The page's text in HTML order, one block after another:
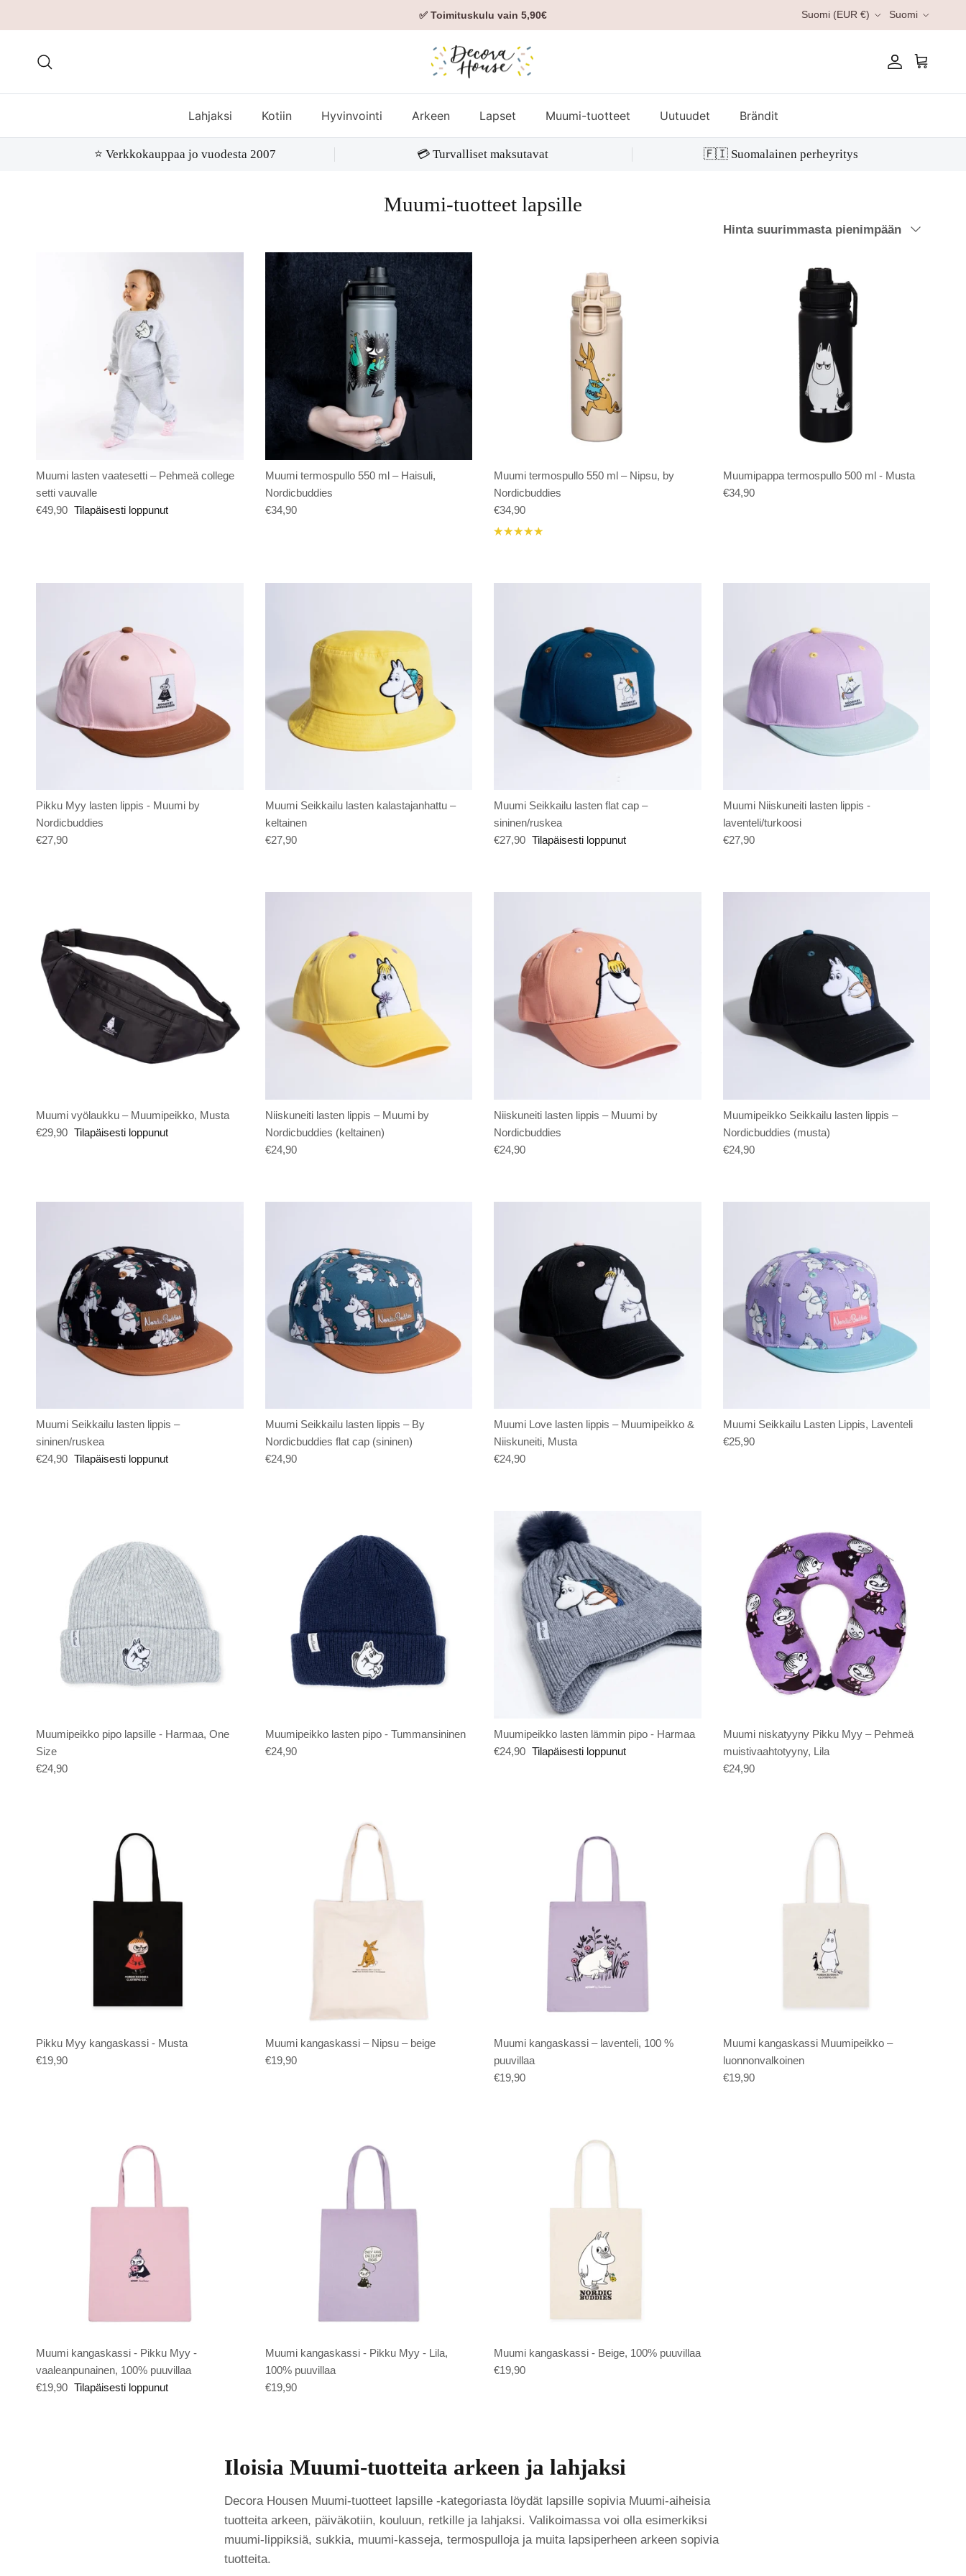
✅ Toimituskulu vain 5,90€ Suomi (EUR €) Suomi
Tili Ostoskori
Lahjaksi Kotiin Hyvinvointi Arkeen Lapset Muumi-tuotteet Uutuudet Brändit
⭐️ Verkkokauppaa jo vuodesta 2007 💳 Turvalliset maksutavat 🇫🇮 Suomalainen perheyritys
Muumi-tuotteet lapsille
Järjestä
Hinta suurimmasta pienimpään
Muumi lasten vaatesetti – Pehmeä college
setti vauvalle
€49,90 Tilapäisesti loppunut
Muumi termospullo 550 ml – Haisuli,
Nordicbuddies
€34,90
Muumi termospullo 550 ml – Nipsu, by
Nordicbuddies
€34,90
Muumipappa termospullo 500 ml - Musta
€34,90
Pikku Myy lasten lippis - Muumi by
Nordicbuddies
€27,90
Muumi Seikkailu lasten kalastajanhattu –
keltainen
€27,90
Muumi Seikkailu lasten flat cap –
sininen/ruskea
€27,90 Tilapäisesti loppunut
Muumi Niiskuneiti lasten lippis -
laventeli/turkoosi
€27,90
Muumi vyölaukku – Muumipeikko, Musta
€29,90 Tilapäisesti loppunut
Niiskuneiti lasten lippis – Muumi by
Nordicbuddies (keltainen)
€24,90
Niiskuneiti lasten lippis – Muumi by
Nordicbuddies
€24,90
Muumipeikko Seikkailu lasten lippis –
Nordicbuddies (musta)
€24,90
Muumi Seikkailu lasten lippis –
sininen/ruskea
€24,90 Tilapäisesti loppunut
Muumi Seikkailu lasten lippis – By
Nordicbuddies flat cap (sininen)
€24,90
Muumi Love lasten lippis – Muumipeikko &
Niiskuneiti, Musta
€24,90
Muumi Seikkailu Lasten Lippis, Laventeli
€25,90
Muumipeikko pipo lapsille - Harmaa, One
Size
€24,90
Muumipeikko lasten pipo - Tummansininen
€24,90
Muumipeikko lasten lämmin pipo - Harmaa
€24,90 Tilapäisesti loppunut
Muumi niskatyyny Pikku Myy – Pehmeä
muistivaahtotyyny, Lila
€24,90
Pikku Myy kangaskassi - Musta
€19,90
Muumi kangaskassi – Nipsu – beige
€19,90
Muumi kangaskassi – laventeli, 100 %
puuvillaa
€19,90
Muumi kangaskassi Muumipeikko –
luonnonvalkoinen
€19,90
Muumi kangaskassi - Pikku Myy -
vaaleanpunainen, 100% puuvillaa
€19,90 Tilapäisesti loppunut
Muumi kangaskassi - Pikku Myy - Lila,
100% puuvillaa
€19,90
Muumi kangaskassi - Beige, 100% puuvillaa
€19,90
Iloisia Muumi-tuotteita arkeen ja lahjaksi
Decora Housen Muumi-tuotteet lapsille -kategoriasta löydät lapsille sopivia Muumi-aiheisia
tuotteita arkeen, päiväkotiin, kouluun, retkille ja lahjaksi. Valikoimassa voi olla esimerkiksi
muumi-lippiksiä, sukkia, muumi-kasseja, termospulloja ja muita lapsiperheen arkeen sopivia
tuotteita.